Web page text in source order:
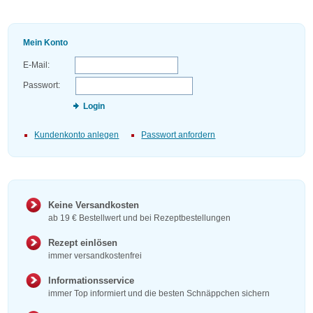
Mein Konto
E-Mail:
Passwort:
Login
Kundenkonto anlegen Passwort anfordern
Keine Versandkosten
ab 19 € Bestellwert und bei Rezeptbestellungen
Rezept einlösen
immer versandkostenfrei
Informationsservice
immer Top informiert und die besten Schnäppchen sichern